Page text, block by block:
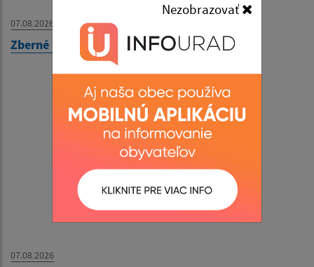
Nezobrazovať
07.08.2026
Zberné miesto - OZNAM
07.08.2026